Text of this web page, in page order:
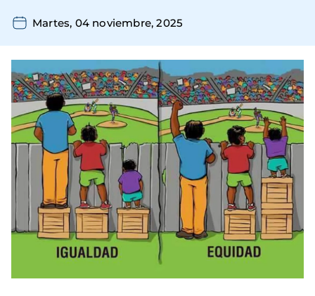
Martes, 04 noviembre, 2025